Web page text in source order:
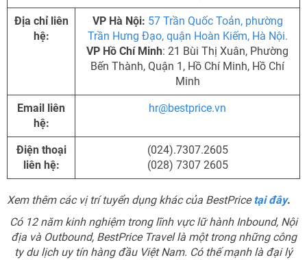
Địa chỉ liên
hệ:
VP Hà Nội: 57 Trần Quốc Toản, phường
Trần Hưng Đạo, quận Hoàn Kiếm, Hà Nội.
VP Hồ Chí Minh: 21 Bùi Thị Xuân, Phường
Bến Thành, Quận 1, Hồ Chí Minh, Hồ Chí
Minh
Email liên
hệ:
hr@bestprice.vn
Điện thoại
liên hệ:
(024).7307.2605
(028) 7307 2605
Xem thêm các vị trí tuyển dụng khác của BestPricetại đây.
Có 12 năm kinh nghiệm trong lĩnh vực lữ hành Inbound, Nội
địa và Outbound, BestPrice Travel là một trong những công
ty du lịch uy tín hàng đầu Việt Nam. Có thế mạnh là đại lý